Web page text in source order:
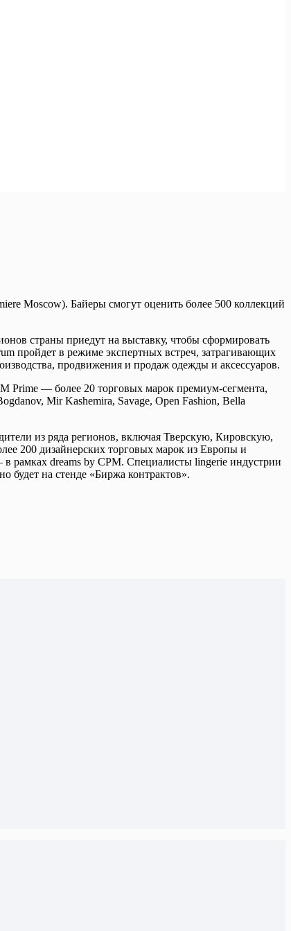
Moscow). Байеры смогут оценить более 500 коллекций
страны приедут на выставку, чтобы сформировать
пройдет в режиме экспертных встреч, затрагивающих
продвижения и продаж одежды и аксессуаров.
Prime — более 20 торговых марок премиум-сегмента,
Mir Kashemira, Savage, Open Fashion, Bella
из ряда регионов, включая Тверскую, Кировскую,
200 дизайнерских торговых марок из Европы и
рамках dreams by CPM. Специалисты lingerie индустрии
будет на стенде «Биржа контрактов».